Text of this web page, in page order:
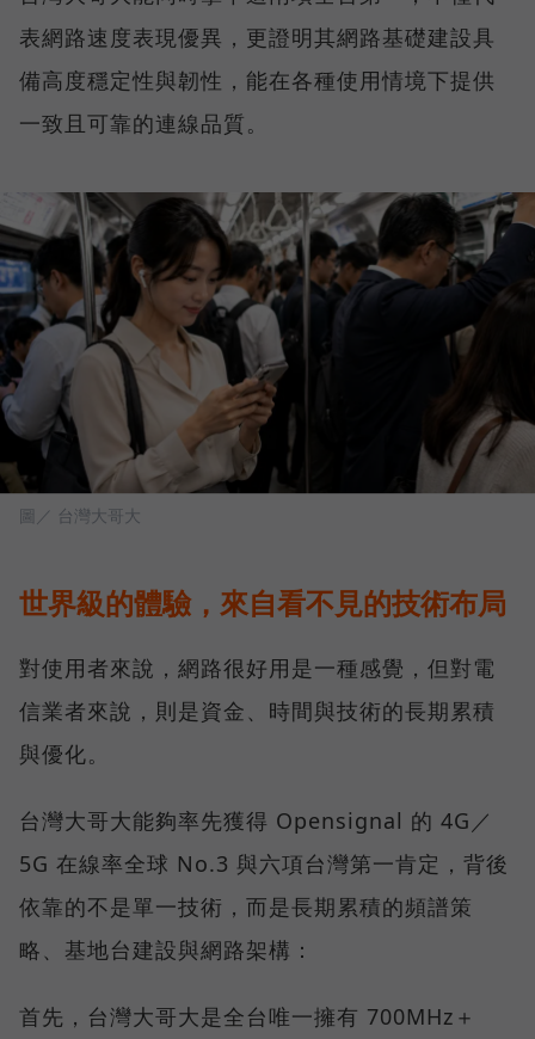
表網路速度表現優異，更證明其網路基礎建設具
備高度穩定性與韌性，能在各種使用情境下提供
一致且可靠的連線品質。
圖／ 台灣大哥大
世界級的體驗，來自看不見的技術布局
對使用者來說，網路很好用是一種感覺，但對電
信業者來說，則是資金、時間與技術的長期累積
與優化。
台灣大哥大能夠率先獲得 Opensignal 的 4G／
5G 在線率全球 No.3 與六項台灣第一肯定，背後
依靠的不是單一技術，而是長期累積的頻譜策
略、基地台建設與網路架構：
首先，台灣大哥大是全台唯一擁有 700MHz＋